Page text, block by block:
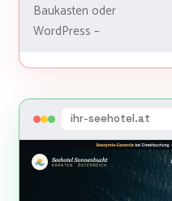
Baukasten oder
WordPress –
ihr-seehotel.at